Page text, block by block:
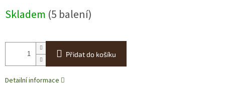
cena:
Skladem (5 balení)
Přidat do košíku
Detailní informace